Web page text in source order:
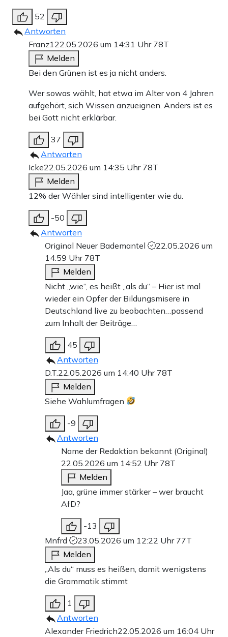
52
Antworten
Franz122.05.2026 um 14:31 Uhr 78T
Melden
Bei den Grünen ist es ja nicht anders.
Wer sowas wählt, hat etwa im Alter von 4 Jahren
aufgehört, sich Wissen anzueignen. Anders ist es
bei Gott nicht erklärbar.
37
Antworten
Icke22.05.2026 um 14:35 Uhr 78T
Melden
12% der Wähler sind intelligenter wie du.
-50
Antworten
Original Neuer Bademantel
22.05.2026 um
14:59 Uhr 78T
Melden
Nicht „wie“, es heißt „als du“ – Hier ist mal
wieder ein Opfer der Bildungsmisere in
Deutschland live zu beobachten…passend
zum Inhalt der Beiträge…
45
Antworten
D.T. 22.05.2026 um 14:40 Uhr 78T
Melden
Siehe Wahlumfragen
-9
Antworten
Name der Redaktion bekannt (Original)
22.05.2026 um 14:52 Uhr 78T
Melden
Jaa, grüne immer stärker – wer braucht
AfD?
-13
Mnfrd
23.05.2026 um 12:22 Uhr 77T
Melden
„Als du“ muss es heißen, damit wenigstens
die Grammatik stimmt
1
Antworten
Alexander Friedrich22.05.2026 um 16:04 Uhr